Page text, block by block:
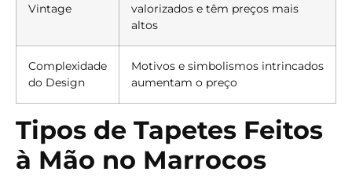
Vintage
valorizados e têm preços mais
altos
Complexidade
do Design
Motivos e simbolismos intrincados
aumentam o preço
Tipos de Tapetes Feitos
à Mão no Marrocos